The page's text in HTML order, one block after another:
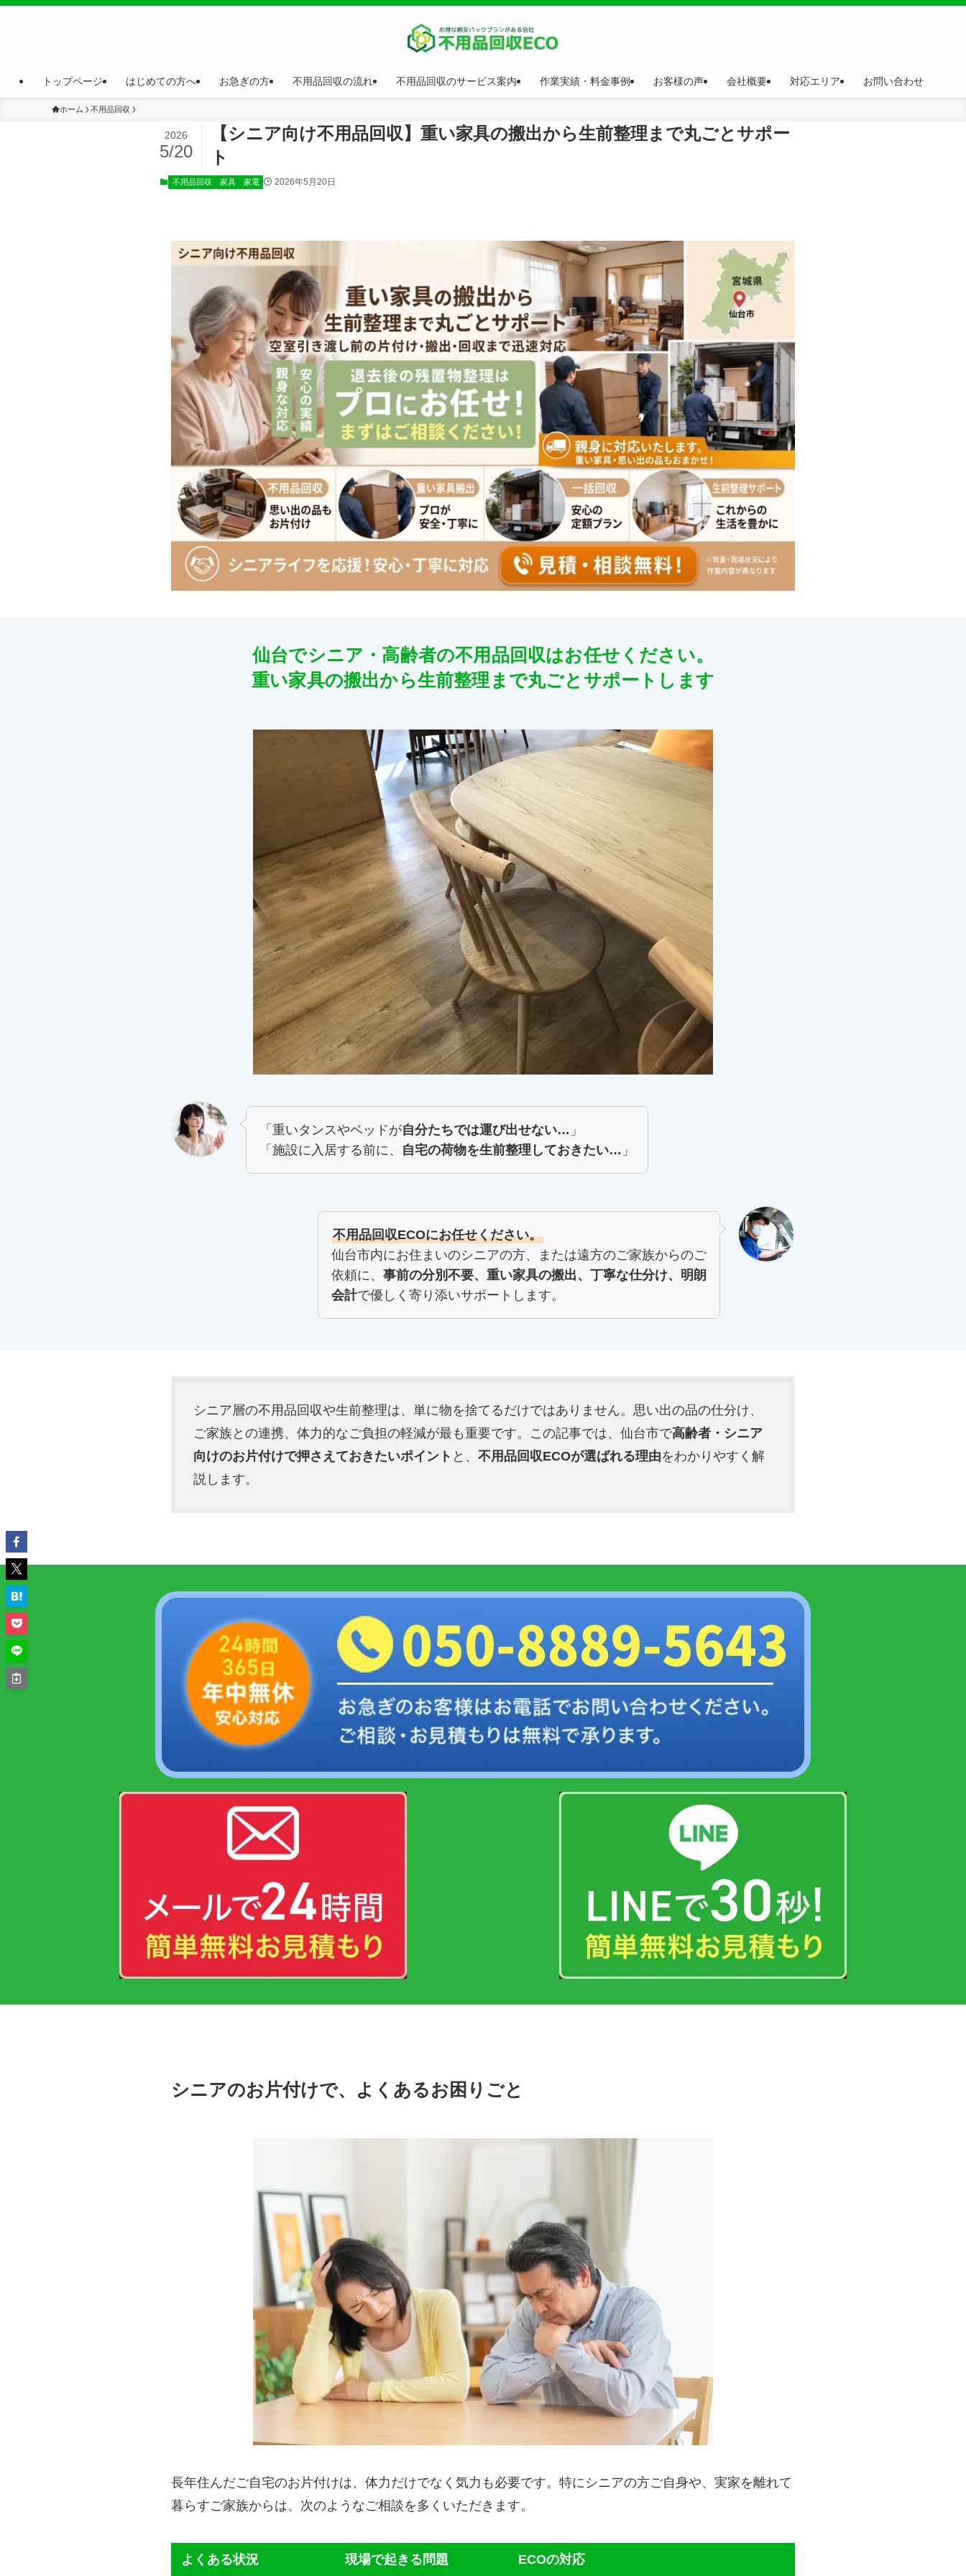
トップページ はじめての方へ お急ぎの方 不用品回収の流れ 不用品回収のサービス案内 作業実績・料金事例 お客様の声 会社概要 対応エリア お問い合わせ
ホーム 不用品回収
【シニア向け不用品回収】重い家具の搬出から生前整理まで丸ごとサポー
ト
2026
5/20
不用品回収 家具 家電 2026年5月20日
仙台でシニア・高齢者の不用品回収はお任せください。
重い家具の搬出から生前整理まで丸ごとサポートします
「重いタンスやベッドが自分たちでは運び出せない… 」
「施設に入居する前に、 自宅の荷物を生前整理しておきたい… 」
不用品回収ECOにお任せください。
仙台市内にお住まいのシニアの方、または遠方のご家族からのご
依頼に、 事前の分別不要、重い家具の搬出、丁寧な仕分け、明朗
会計で優しく寄り添いサポートします。
シニア層の不用品回収や生前整理は、単に物を捨てるだけではありません。思い出の品の仕分け、
ご家族との連携、体力的なご負担の軽減が最も重要です。この記事では、仙台市で高齢者・シニア
向けのお片付けで押さえておきたいポイント と、 不用品回収ECOが選ばれる理由をわかりやすく解
説します。
シニアのお片付けで、よくあるお困りごと
長年住んだご自宅のお片付けは、体力だけでなく気力も必要です。特にシニアの方ご自身や、実家を離れて
暮らすご家族からは、次のようなご相談を多くいただきます。
よくある状況 現場で起きる問題 ECOの対応